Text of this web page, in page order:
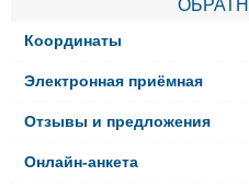
Координаты
Электронная приёмная
Отзывы и предложения
Онлайн-анкета